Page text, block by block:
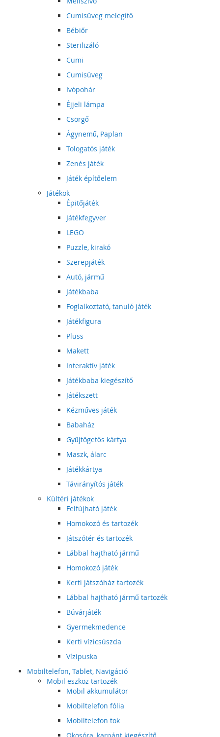
Cumisüveg melegítő
Bébiőr
Sterilizáló
Cumi
Cumisüveg
Ivópohár
Éjjeli lámpa
Csörgő
Ágynemű, Paplan
Tologatós játék
Zenés játék
Játék építőelem
Játékok
Épitőjáték
Játékfegyver
LEGO
Puzzle, kirakó
Szerepjáték
Autó, jármű
Játékbaba
Foglalkoztató, tanuló játék
Játékfigura
Plüss
Makett
Interaktív játék
Játékbaba kiegészítő
Játékszett
Kézműves játék
Babaház
Gyűjtögetős kártya
Maszk, álarc
Játékkártya
Távirányítós játék
Kültéri játékok
Felfújható játék
Homokozó és tartozék
Játszótér és tartozék
Lábbal hajtható jármű
Homokozó játék
Kerti játszóház tartozék
Lábbal hajtható jármű tartozék
Búvárjáték
Gyermekmedence
Kerti vízicsúszda
Vízipuska
Mobiltelefon, Tablet, Navigáció
Mobil eszköz tartozék
Mobil akkumulátor
Mobiltelefon fólia
Mobiltelefon tok